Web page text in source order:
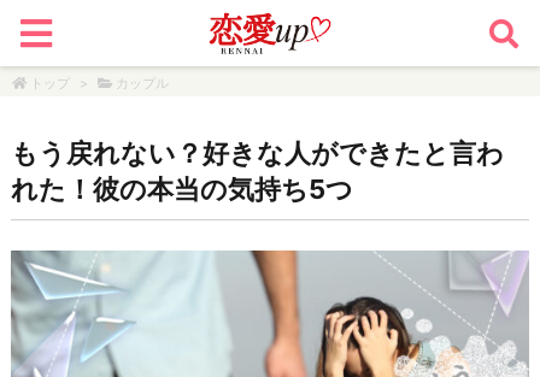
トップ > カップル
もう戻れない？好きな人ができたと言わ
れた！彼の本当の気持ち5つ